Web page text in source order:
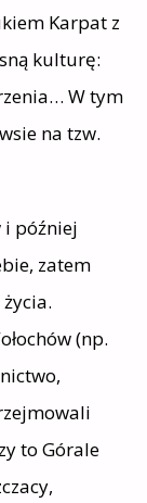
Karpat z
kulturę:
W tym
na tzw.
i później
zatem
(np.
to Górale